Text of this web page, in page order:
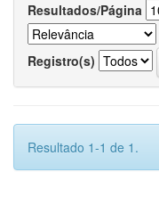
Resultados/Página
Registro(s)
Resultado 1-1 de 1.